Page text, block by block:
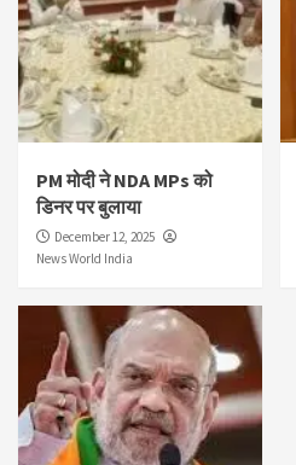
PM मोदी ने NDA MPs को
डिनर पर बुलाया
December 12, 2025
News World India